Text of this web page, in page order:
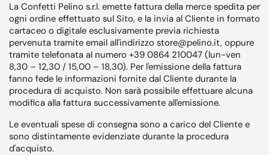
La Confetti Pelino s.r.l. emette fattura della merce spedita per
ogni ordine effettuato sul Sito, e la invia al Cliente in formato
cartaceo o digitale esclusivamente previa richiesta
pervenuta tramite email all'indirizzo store@pelino.it, oppure
tramite telefonata al numero +39 0864 210047 (lun-ven
8,30 – 12,30 / 15,00 – 18,30). Per l'emissione della fattura
fanno fede le informazioni fornite dal Cliente durante la
procedura di acquisto. Non sarà possibile effettuare alcuna
modifica alla fattura successivamente all'emissione.
Le eventuali spese di consegna sono a carico del Cliente e
sono distintamente evidenziate durante la procedura
d'acquisto.